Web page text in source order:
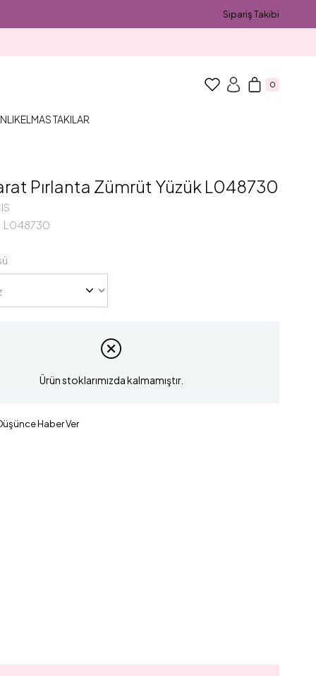
Sipariş Takibi
0
ELMAS TAKILAR
Pırlanta Zümrüt Yüzük L048730
L048730
Ürün stoklarımızda kalmamıştır.
Haber Ver